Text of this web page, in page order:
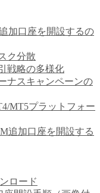
加口座を開設するの
ク分散
戦略の多様化
ナスキャンペーンの
MT5プラットフォー
追加口座を開設する
ロード